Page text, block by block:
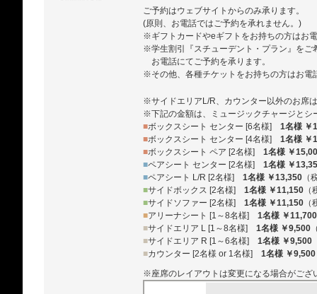
ご予約はウェブサイトからのみ承ります。
(原則、お電話ではご予約を承れません。)
※ギフトカードやeギフトをお持ちの方はお
※学生割引『スチューデント・プラン』をご
お電話にてご予約を承ります。
※その他、各種チケットをお持ちの方はお電
※サイドエリアL/R、カウンター以外のお席
※下記の金額は、ミュージックチャージとシ
■ボックスシート センター [6名様] 1名様 ￥
■ボックスシート センター [4名様] 1名様 ￥
■ボックスシート ペア [2名様] 1名様 ￥
■ペアシート センター [2名様] 1名様 ￥
■ペアシート L/R [2名様] 1名様 ￥13,350 （
■サイドボックス [2名様] 1名様 ￥11,150
■サイドソファー [2名様] 1名様 ￥11,150
■アリーナシート [1～8名様] 1名様 ￥11,700
■サイドエリア L [1～8名様] 1名様 ￥9,500
■サイドエリア R [1～6名様] 1名様 ￥9,500
■カウンター [2名様 or 1名様] 1名様 ￥9,500
※座席のレイアウトは変更になる場合がござ